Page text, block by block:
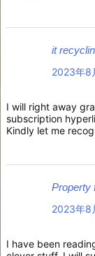
it
2023年8
I will right away
subscription
Kindly let me
Property
2023年8
I have been